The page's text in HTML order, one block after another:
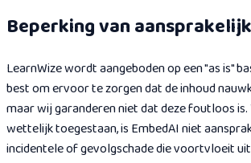
Beperking van
LearnWize wordt aangeboden op een "as is"
best om ervoor te zorgen dat de inhoud
maar wij garanderen niet dat deze foutloos
wettelijk toegestaan, is EmbedAI niet
incidentele of gevolgschade die voortvloeit